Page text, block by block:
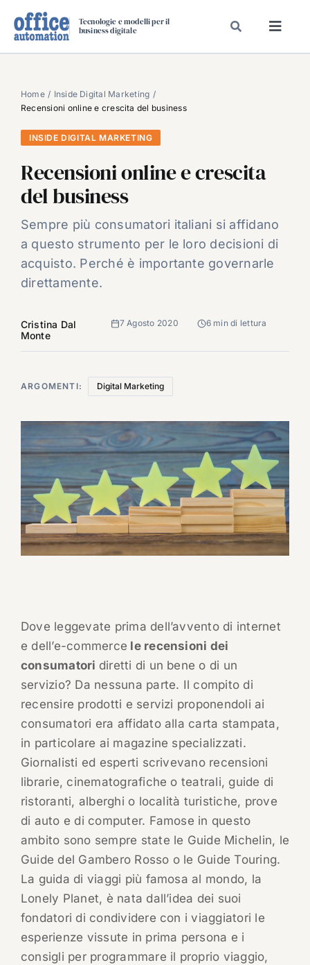
Tecnologie e modelli per il
business digitale
SPECIAL PAPER
DAL MERCATO
CARRIERE
VIDEO
EVENTI
CHI SIAMO
Home
Inside Digital Marketing
Recensioni online e crescita del business
INSIDE DIGITAL MARKETING
Recensioni online e crescita
del business
Sempre più consumatori italiani si affidano
a questo strumento per le loro decisioni di
acquisto. Perché è importante governarle
direttamente.
Cristina Dal
Monte
7 Agosto 2020 6 min di lettura
ARGOMENTI: Digital Marketing
Dove leggevate prima dell’avvento di internet
e dell’e-commerce le recensioni dei
consumatori diretti di un bene o di un
servizio? Da nessuna parte. Il compito di
recensire prodotti e servizi proponendoli ai
consumatori era affidato alla carta stampata,
in particolare ai magazine specializzati.
Giornalisti ed esperti scrivevano recensioni
librarie, cinematografiche o teatrali, guide di
ristoranti, alberghi o località turistiche, prove
di auto e di computer. Famose in questo
ambito sono sempre state le Guide Michelin, le
Guide del Gambero Rosso o le Guide Touring.
La guida di viaggi più famosa al mondo, la
Lonely Planet, è nata dall’idea dei suoi
fondatori di condividere con i viaggiatori le
esperienze vissute in prima persona e i
consigli per programmare il proprio viaggio,